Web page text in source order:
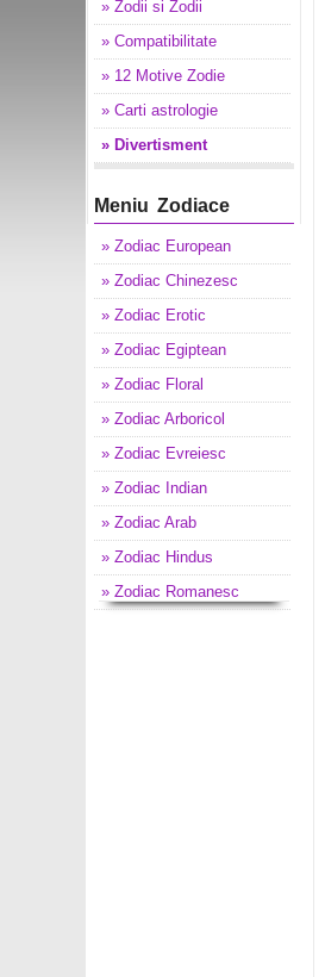
» Zodii si Zodii
» Compatibilitate
» 12 Motive Zodie
» Carti astrologie
» Divertisment
Meniu Zodiace
» Zodiac European
» Zodiac Chinezesc
» Zodiac Erotic
» Zodiac Egiptean
» Zodiac Floral
» Zodiac Arboricol
» Zodiac Evreiesc
» Zodiac Indian
» Zodiac Arab
» Zodiac Hindus
» Zodiac Romanesc